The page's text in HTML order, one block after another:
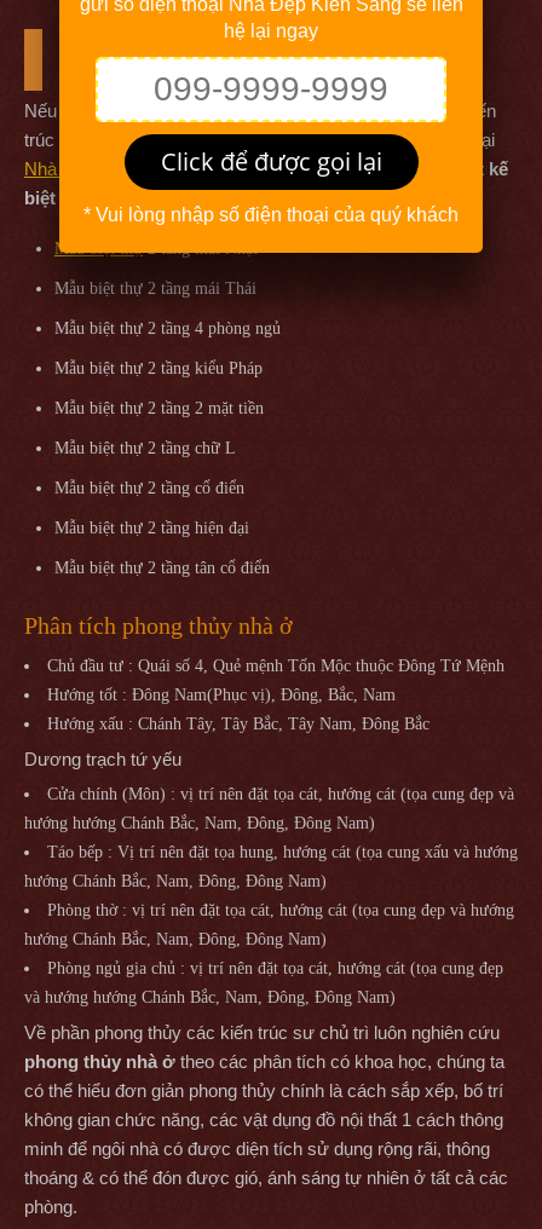
Tư vấn thiết kế
Nếu quý khách hàng đang quan tâm tới dịch vụ thiết kế kiến
trúc và dự án biệt thự 2 tầng tân cổ điển tại Tuyên Quang tại
Nhà Đẹp
Kiến Sang có thể tham khảo thêm các
mẫu thiết kế
biệt thự
Mẫu biệt thự
Mẫu biệt thự 2 tầng mái Thái
Mẫu biệt thự 2 tầng 4 phòng ngủ
Mẫu biệt thự 2 tầng kiểu Pháp
Mẫu biệt thự 2 tầng 2 mặt tiền
Mẫu biệt thự 2 tầng chữ L
Mẫu biệt thự 2 tầng cổ điển
Mẫu biệt thự 2 tầng hiện đại
Mẫu biệt thự 2 tầng tân cổ điển
Phân tích phong thủy nhà ở
Chủ đầu tư : Quái số 4, Quẻ mệnh Tốn Mộc thuộc Đông Tứ Mệnh
Hướng tốt : Đông Nam(Phục vị), Đông, Bắc, Nam
Hướng xấu : Chánh Tây, Tây Bắc, Tây Nam, Đông Bắc
Dương trạch tứ yếu
Cửa chính (Môn) : vị trí nên đặt tọa cát, hướng cát (tọa cung đẹp và
hướng hướng Chánh Bắc, Nam, Đông, Đông Nam)
Táo bếp : Vị trí nên đặt tọa hung, hướng cát (tọa cung xấu và hướng
hướng Chánh Bắc, Nam, Đông, Đông Nam)
Phòng thờ : vị trí nên đặt tọa cát, hướng cát (tọa cung đẹp và hướng
hướng Chánh Bắc, Nam, Đông, Đông Nam)
Phòng ngủ gia chủ : vị trí nên đặt tọa cát, hướng cát (tọa cung đẹp
và hướng hướng Chánh Bắc, Nam, Đông, Đông Nam)
Về phần phong thủy các kiến trúc sư chủ trì luôn nghiên cứu
phong thủy nhà ở theo các phân tích có khoa học, chúng ta
có thể hiểu đơn giản phong thủy chính là cách sắp xếp, bố trí
không gian chức năng, các vật dụng đồ nội thất 1 cách thông
minh để ngôi nhà có được diện tích sử dụng rộng rãi, thông
thoáng & có thể đón được gió, ánh sáng tự nhiên ở tất cả các
phòng.
gửi số điện thoại Nhà Đẹp Kiến Sang sẽ liên
hệ lại ngay
Click để được gọi lại
* Vui lòng nhập số điện thoại của quý khách